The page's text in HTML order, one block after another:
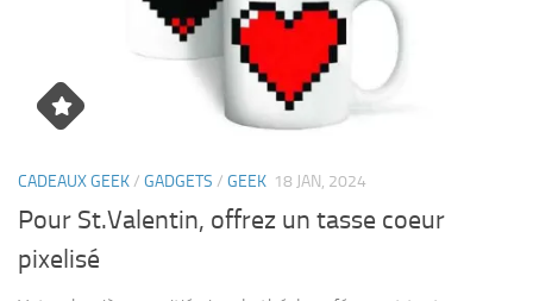
CADEAUX GEEK/ GADGETS / GEEK 18 JAN, 2024
Pour St.Valentin, offrez un tasse coeur
pixelisé